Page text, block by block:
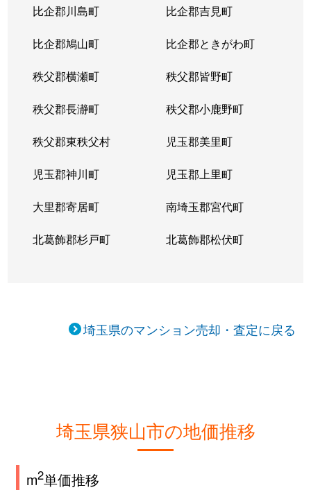
比企郡川島町 比企郡吉見町
比企郡鳩山町 比企郡ときがわ町
秩父郡横瀬町 秩父郡皆野町
秩父郡長瀞町 秩父郡小鹿野町
秩父郡東秩父村 児玉郡美里町
児玉郡神川町 児玉郡上里町
大里郡寄居町 南埼玉郡宮代町
北葛飾郡杉戸町 北葛飾郡松伏町
埼玉県のマンション売却・査定に戻る
埼玉県狭山市の地価推移
m2単価推移